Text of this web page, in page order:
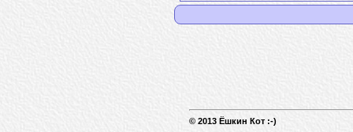
© 2013 Ёшкин Кот :-)